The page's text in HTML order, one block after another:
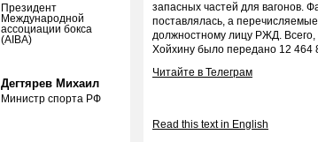
Президент
Международной
ассоциации бокса
(AIBA)
Дегтярев Михаил
Министр спорта РФ
запасных частей для вагонов.
поставлялась, а
должностному лицу РЖД. Всего,
Хойхину было передано 12 464
Читайте в Телеграм
Read this text in English